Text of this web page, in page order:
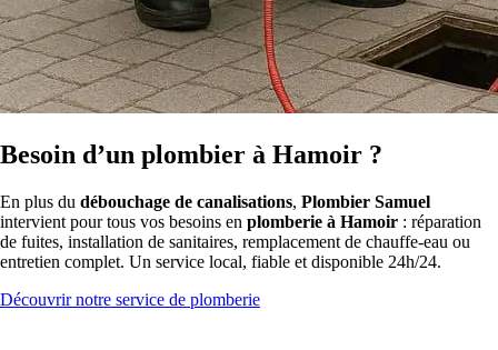
Besoin d’un plombier à Hamoir ?
En plus du débouchage de canalisations, Plombier Samuel
intervient pour tous vos besoins en plomberie à Hamoir : réparation
de fuites, installation de sanitaires, remplacement de chauffe-eau ou
entretien complet. Un service local, fiable et disponible 24h/24.
Découvrir notre service de plomberie